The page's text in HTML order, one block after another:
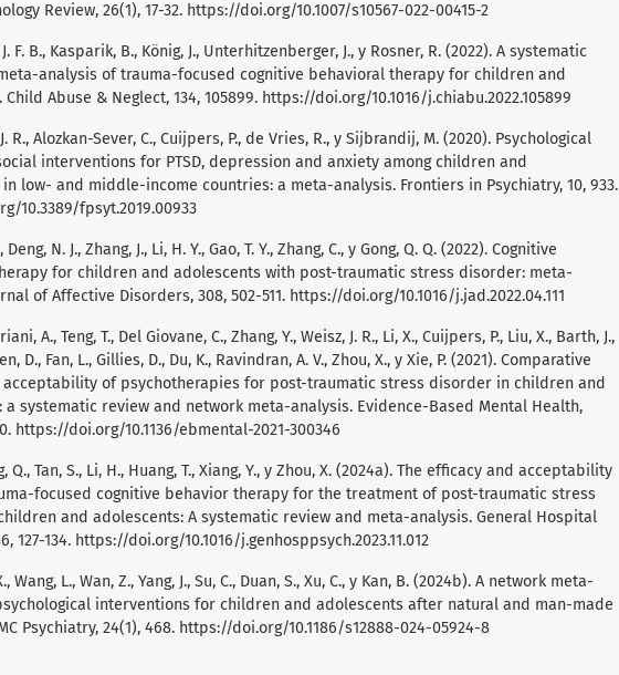
Review, 26(1), 17-32. https://doi.org/10.1007/s10567-022-00415-2
F. B., Kasparik, B., König, J., Unterhitzenberger, J., y Rosner, R. (2022). A systematic
analysis of trauma-focused cognitive behavioral therapy for children and
Abuse & Neglect, 134, 105899. https://doi.org/10.1016/j.chiabu.2022.105899
R., Alozkan-Sever, C., Cuijpers, P., de Vries, R., y Sijbrandij, M. (2020). Psychological
interventions for PTSD, depression and anxiety among children and
low- and middle-income countries: a meta-analysis. Frontiers in Psychiatry, 10, 933.
10.3389/fpsyt.2019.00933
Deng, N. J., Zhang, J., Li, H. Y., Gao, T. Y., Zhang, C., y Gong, Q. Q. (2022). Cognitive
for children and adolescents with post-traumatic stress disorder: meta-
of Affective Disorders, 308, 502-511. https://doi.org/10.1016/j.jad.2022.04.111
A., Teng, T., Del Giovane, C., Zhang, Y., Weisz, J. R., Li, X., Cuijpers, P., Liu, X., Barth, J.,
D., Fan, L., Gillies, D., Du, K., Ravindran, A. V., Zhou, X., y Xie, P. (2021). Comparative
acceptability of psychotherapies for post-traumatic stress disorder in children and
a systematic review and network meta-analysis. Evidence-Based Mental Health,
https://doi.org/10.1136/ebmental-2021-300346
Q., Tan, S., Li, H., Huang, T., Xiang, Y., y Zhou, X. (2024a). The efficacy and acceptability
focused cognitive behavior therapy for the treatment of post-traumatic stress
and adolescents: A systematic review and meta-analysis. General Hospital
127-134. https://doi.org/10.1016/j.genhosppsych.2023.11.012
Wang, L., Wan, Z., Yang, J., Su, C., Duan, S., Xu, C., y Kan, B. (2024b). A network meta-
interventions for children and adolescents after natural and man-made
Psychiatry, 24(1), 468. https://doi.org/10.1186/s12888-024-05924-8